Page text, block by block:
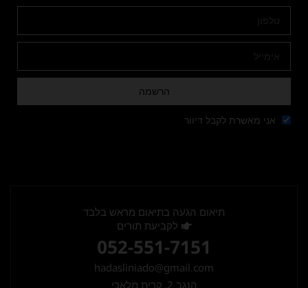
אני מאשרת לקבל דיוור
הרשמה
תיאום הגעה בתיאום מראש בלבד
לקביעת תורים
052-551-7151
hadasliniado@gmail.com
הנגב 2, קרית מלאכי